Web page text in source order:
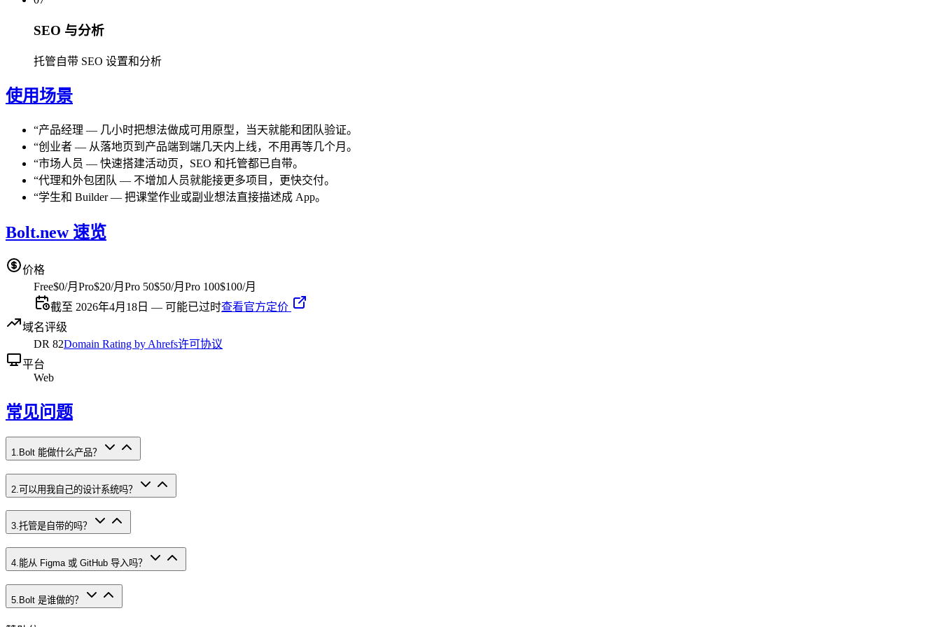
SEO 与分析
托管自带 SEO 设置和分析
使用场景
“产品经理 — 几小时把想法做成可用原型，当天就能和团队验证。
“创业者 — 从落地页到产品端到端几天内上线，不用再等几个月。
“市场人员 — 快速搭建活动页，SEO 和托管都已自带。
“代理和外包团队 — 不增加人员就能接更多项目，更快交付。
“学生和 Builder— 把课堂作业或副业想法直接描述成 App。
Bolt.new 速览
价格
Free$0/月 Pro$20/月 Pro 50$50/月 Pro 100$100/月
截至 2026年4月18日 — 可能已过时查看官方定价
域名评级
DR 82Domain Rating by Ahrefs许可协议
平台
Web
常见问题
1 Bolt 能做什么产品？
2 可以用我自己的设计系统吗？
3.托管是自带的吗？
4.能从 Figma 或 GitHub 导入吗？
5 Bolt 是谁做的？